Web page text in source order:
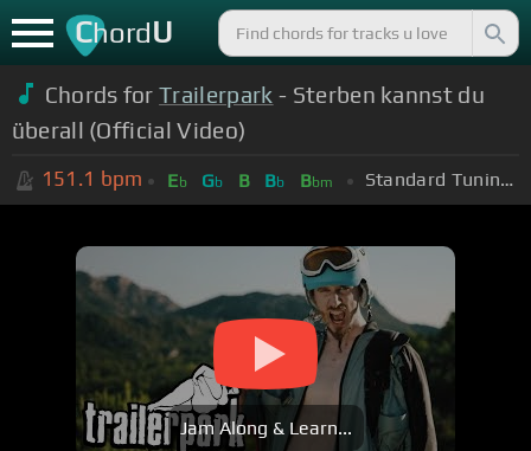
ChordU
Chords forTrailerpark - Sterben kannst du
überall (Official Video)
151.1 bpm Eb Gb B Bb Bbm Standard Tuning (EADGBE)
Jam Along & Learn...